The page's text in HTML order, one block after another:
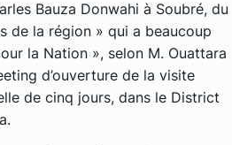
Bauza Donwahi à Soubré, du
de la région » qui a beaucoup
la Nation », selon M. Ouattara
d’ouverture de la visite
de cinq jours, dans le District